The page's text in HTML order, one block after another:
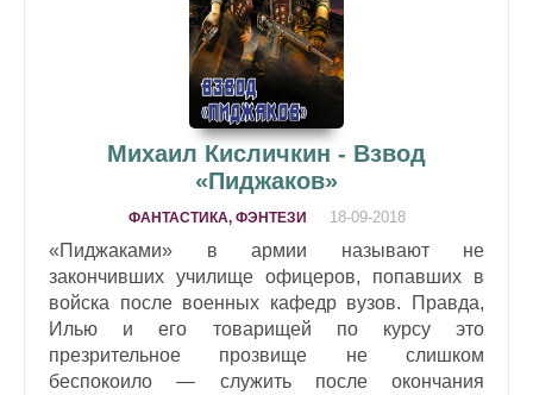
Михаил Кисличкин - Взвод
«Пиджаков»
ФАНТАСТИКА, ФЭНТЕЗИ 18-09-2018
«Пиджаками» в армии называют не
закончивших училище офицеров, попавших в
войска после военных кафедр вузов. Правда,
Илью и его товарищей по курсу это
презрительное прозвище не слишком
беспокоило — служить после окончания